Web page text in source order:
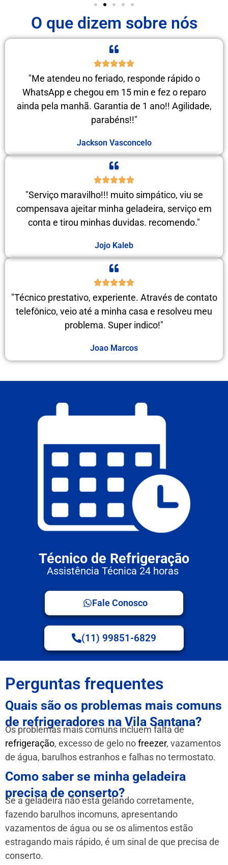
O que dizem sobre nós
"Me atendeu no feriado, responde rápido o
WhatsApp e chegou em 15 min e fez o reparo
ainda pela manhã. Garantia de 1 ano!! Agilidade,
parabéns!!"
Jackson Vasconcelo
"Serviço maravilho!!! muito simpático, viu se
compensava ajeitar minha geladeira, serviço em
conta e tirou minhas duvidas. recomendo."
Jojo Kaleb
"Técnico prestativo, experiente. Através de contato
telefônico, veio até a minha casa e resolveu meu
problema. Super indico!"
Joao Marcos
Técnico de Refrigeração
Assistência Técnica 24 horas
Fale Conosco
(11) 99851-6829
Perguntas frequentes
Quais são os problemas mais comuns
de refrigeradores na Vila Santana?
Os problemas mais comuns incluem falta de
refrigeração, excesso de gelo nofreezer, vazamentos
de água, barulhos estranhos e falhas no termostato.
Como saber se minha geladeira
precisa de conserto?
Se a geladeira não está gelando corretamente,
fazendo barulhos incomuns, apresentando
vazamentos de água ou se os alimentos estão
estragando mais rápido, é um sinal de que precisa de
conserto.